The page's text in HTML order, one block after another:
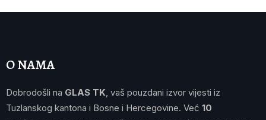
O NAMA
Dobrodošli na GLAS TK , vaš pouzdani izvor vijesti iz
Tuzlanskog kantona i Bosne i Hercegovine. Već 10